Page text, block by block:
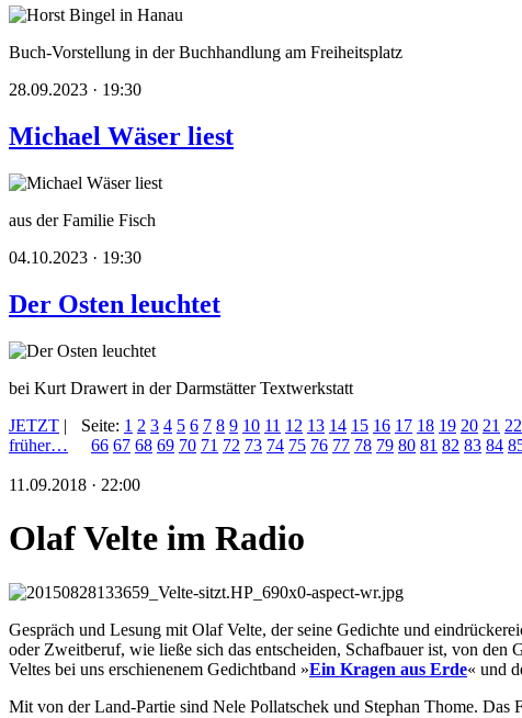
Buch-Vorstellung in der Buchhandlung am Freiheitsplatz
28.09.2023 · 19:30
Michael Wäser liest
aus der Familie Fisch
04.10.2023 · 19:30
Der Osten leuchtet
bei Kurt Drawert in der Darmstätter Textwerkstatt
JETZT |
früher…
Seite: 1 2 3 4 5 6 7 8 9 10 11 12 13 14 15 16 17 18 19 20 21 22
66 67 68 69 70 71 72 73 74 75 76 77 78 79 80 81 82 83 84
11.09.2018 · 22:00
Olaf Velte im Radio
Gespräch und Lesung mit Olaf Velte, der seine Gedichte und
oder Zweitberuf, wie ließe sich das entscheiden, Schafbauer ist, von
Veltes bei uns erschienenem Gedichtband »Ein Kragen aus Erde« und
Mit von der Land-Partie sind Nele Pollatschek und Stephan Thome.